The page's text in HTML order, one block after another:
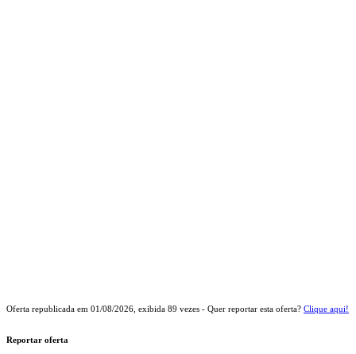
Oferta republicada em 01/08/2026 , exibida 89 vezes - Quer reportar esta oferta? Clique aqui!
Reportar oferta